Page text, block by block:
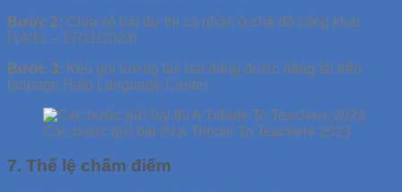
Bước 2: Chia sẻ bài dự thi cá nhân ở chế độ công khai
(14/11 – 17/11/2023)
Bước 3: Kêu gọi tương tác bài đăng được đăng tải trên
fanpage Halo Language Center
Các bước gửi bài thi A Tribute To Teachers 2023
7. Thể lệ chấm điểm